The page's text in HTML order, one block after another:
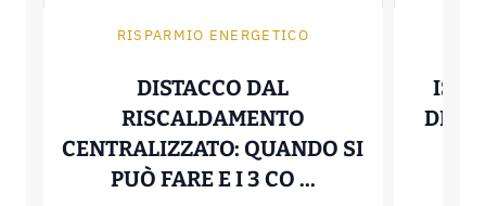
RISPARMIO ENERGETICO
DISTACCO DAL
RISCALDAMENTO
CENTRALIZZATO: QUANDO SI
PUÒ FARE E I 3 CO ...DISTACCO DAL